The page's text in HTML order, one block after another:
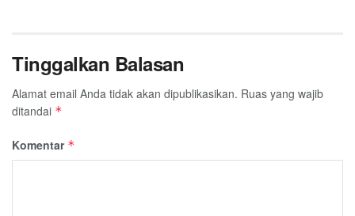
Tinggalkan Balasan
Alamat email Anda tidak akan dipublikasikan. Ruas yang wajib
ditandai *
Komentar *